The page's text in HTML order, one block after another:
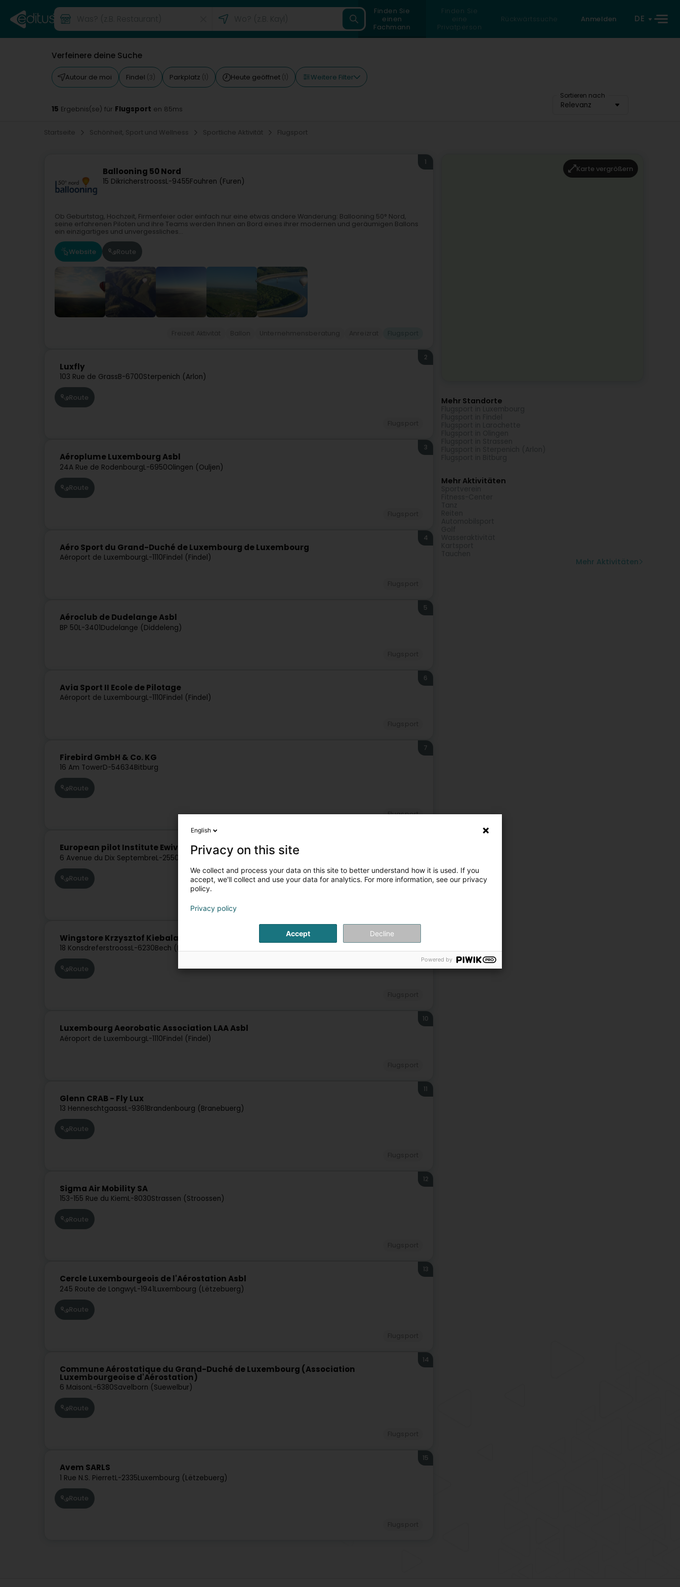
Finden Sie
einen
Fachmann
Finden Sie
eine
Privatperson
Rückwärtssuche Anmelden DE
Verfeinere deine Suche
Autour de moi Findel (3) Parkplatz (1) Heute geöffnet (1) Weitere Filter
Sortieren nach
Relevanz
15 Ergebnis(se) für Flugsport en 85ms
Startseite Schönheit, Sport und Wellness Sportliche Aktivität Flugsport
Ballooning 50 Nord
15 DikricherstroossL-9455Fouhren (Furen)
1
Ob Geburtstag, Hochzeit, Firmenfeier oder einfach nur eine etwas andere Wanderung: Ballooning 50° Nord,
seine erfahrenen Piloten und ihre Teams werden Ihnen an Bord eines ihrer modernen und geräumigen Ballons
ein einzigartiges und unvergessliches...
Website Route
Luxfly
103 Rue de GrassB-6700Sterpenich (Arlon)
2
Route
Aéroplume Luxembourg Asbl
24A Rue de RodenbourgL-6950Olingen (Ouljen)
3
Route
Aéro Sport du Grand-Duché de Luxembourg de Luxembourg
Aéroport de LuxembourgL-1110Findel (Findel)
4
Aéroclub de Dudelange Asbl
BP 50L-3401Dudelange (Diddeleng)
5
Avia Sport II Ecole de Pilotage
Aéroport de LuxembourgL-1110Findel (Findel)
6
Firebird GmbH & Co. KG
16 Am TowerD-54634Bitburg
7
Route
Flugsport
European pilot Institute Ewiv GEIE
6 Avenue du Dix SeptembreL-2550 Luxembourg (Lëtzebuerg)
Route
Wingstore Krzysztof Kiebala
18 KonsdreferstroossL-6230Bech (Bech)
Route
Luxembourg Aeorobatic Association LAA Asbl
Aéroport de LuxembourgL-1110Findel (Findel)
10
Glenn CRAB - Fly Lux
13 HenneschtgaassL-9361Brandenbourg (Branebuerg)
11
Route
Sigma Air Mobility SA
153-155 Rue du KiemL-8030Strassen (Stroossen)
12
Route
Cercle Luxembourgeois de l'Aérostation Asbl
245 Route de LongwyL-1941Luxembourg (Lëtzebuerg)
13
Route
Commune Aérostatique du Grand-Duché de Luxembourg (Association
Luxembourgeoise d'Aérostation)
6 MaisonL-6380Savelborn (Suewelbur)
14
Route
Avem SARLS
1 Rue N.S. PierretL-2335Luxembourg (Lëtzebuerg)
15
Route
Karte vergrößern
Mehr Standorte
Mehr Aktivitäten
Mehr Aktivitäten
English
Privacy on this site
We collect and process your data on this site to better understand how it is used. If you
accept, we'll collect and use your data for analytics. For more information, see our privacy
policy.
Privacy policy
Accept Decline
Powered by